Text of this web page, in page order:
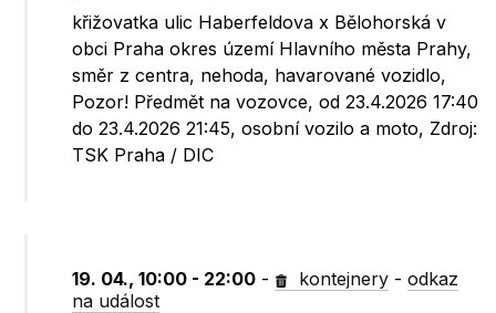
křižovatka ulic Haberfeldova x Bělohorská v
obci Praha okres území Hlavního města Prahy,
směr z centra, nehoda, havarované vozidlo,
Pozor! Předmět na vozovce, od 23.4.2026 17:40
do 23.4.2026 21:45, osobní vozilo a moto, Zdroj:
TSK Praha / DIC
19. 04., 10:00 - 22:00 - kontejnery -odkaz
na událost